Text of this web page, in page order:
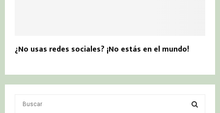
¿No usas redes sociales? ¡No estás en el mundo!